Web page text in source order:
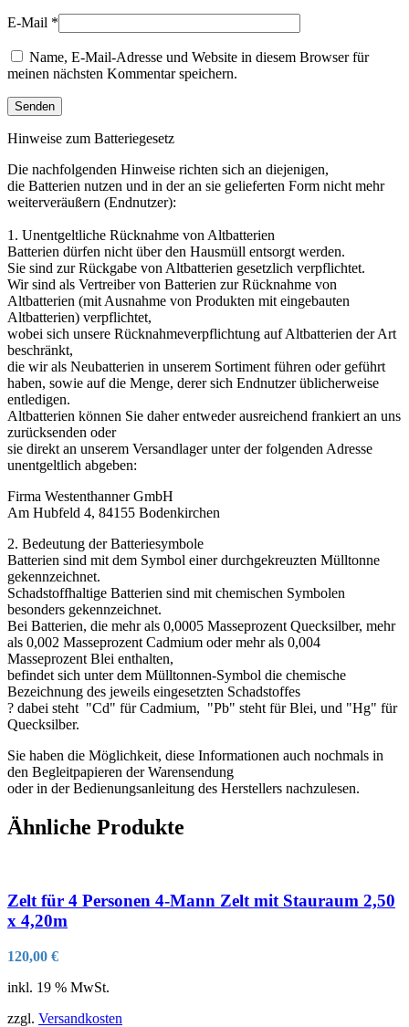
E-Mail *
Name, E-Mail-Adresse und Website in diesem Browser für
meinen nächsten Kommentar speichern.
Hinweise zum Batteriegesetz
Die nachfolgenden Hinweise richten sich an diejenigen,
die Batterien nutzen und in der an sie gelieferten Form nicht mehr
weiterveräußern (Endnutzer):
1. Unentgeltliche Rücknahme von Altbatterien
Batterien dürfen nicht über den Hausmüll entsorgt werden.
Sie sind zur Rückgabe von Altbatterien gesetzlich verpflichtet.
Wir sind als Vertreiber von Batterien zur Rücknahme von
Altbatterien (mit Ausnahme von Produkten mit eingebauten
Altbatterien) verpflichtet,
wobei sich unsere Rücknahmeverpflichtung auf Altbatterien der Art
beschränkt,
die wir als Neubatterien in unserem Sortiment führen oder geführt
haben, sowie auf die Menge, derer sich Endnutzer üblicherweise
entledigen.
Altbatterien können Sie daher entweder ausreichend frankiert an uns
zurücksenden oder
sie direkt an unserem Versandlager unter der folgenden Adresse
unentgeltlich abgeben:
Firma Westenthanner GmbH
Am Hubfeld 4, 84155 Bodenkirchen
2. Bedeutung der Batteriesymbole
Batterien sind mit dem Symbol einer durchgekreuzten Mülltonne
gekennzeichnet.
Schadstoffhaltige Batterien sind mit chemischen Symbolen
besonders gekennzeichnet.
Bei Batterien, die mehr als 0,0005 Masseprozent Quecksilber, mehr
als 0,002 Masseprozent Cadmium oder mehr als 0,004
Masseprozent Blei enthalten,
befindet sich unter dem Mülltonnen-Symbol die chemische
Bezeichnung des jeweils eingesetzten Schadstoffes
? dabei steht "Cd" für Cadmium, "Pb" steht für Blei, und "Hg" für
Quecksilber.
Sie haben die Möglichkeit, diese Informationen auch nochmals in
den Begleitpapieren der Warensendung
oder in der Bedienungsanleitung des Herstellers nachzulesen.
Ähnliche Produkte
Zelt für 4 Personen 4-Mann Zelt mit Stauraum 2,50
x 4,20m
120,00 €
inkl. 19 % MwSt.
zzgl. Versandkosten